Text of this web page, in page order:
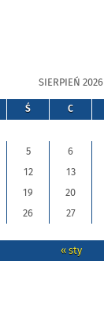
SIERPIEŃ 2026
Ś C
5 6
12 13
19 20
26 27
« sty